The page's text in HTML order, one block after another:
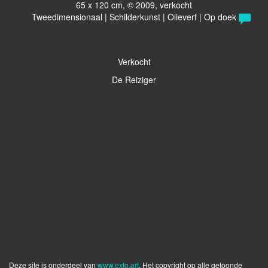
65 x 120 cm, © 2009, verkocht
Tweedimensionaal | Schilderkunst | Olieverf | Op doek
Verkocht
De Reiziger
Deze site is onderdeel van www.exto.art. Het copyright op alle getoonde